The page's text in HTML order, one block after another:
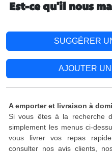
Est-ce qu'il nous
SUGGÉRER
AJOUTER
A emporter et livraison à
Si vous êtes à la recherche
simplement les menus ci-
vous livrer vos repas
consulter nos avis clients,